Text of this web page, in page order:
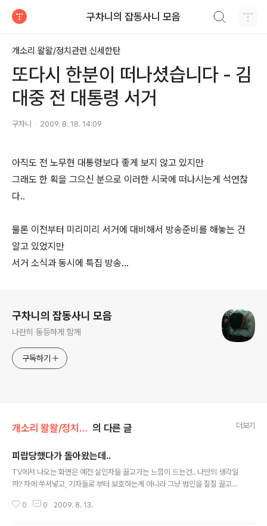
구차니의 잡동사니 모음
개소리 왈왈/정치관련 신세한탄
또다시 한분이 떠나셨습니다 - 김
대중 전 대통령 서거
구차니 2009. 8. 18. 14:09
아직도 전 노무현 대통령보다 좋게 보지 않고 있지만
그래도 한 획을 그으신 분으로 이러한 시국에 떠나시는게 석연찮
다..
물론 이전부터 미리미리 서거에 대비해서 방송준비를 해놓는 건
알고 있었지만
서거 소식과 동시에 특집 방송...
구차니의 잡동사니 모음
나란히 동등하게 함께
구독하기
개소리 왈왈/정치관련 신세한탄 의 다른 글 더보기
피랍당했다가 돌아왔는데..
TV에서 나오는 화면은 예전 살인자들 끌고가는 느낌이 드는건.. 나만의 생각일
까? 차에 쑤셔넣고, 기자들로 부터 보호하는게 아니라 그냥 범인을 질질 끌고가
0 0 2009. 8. 13.